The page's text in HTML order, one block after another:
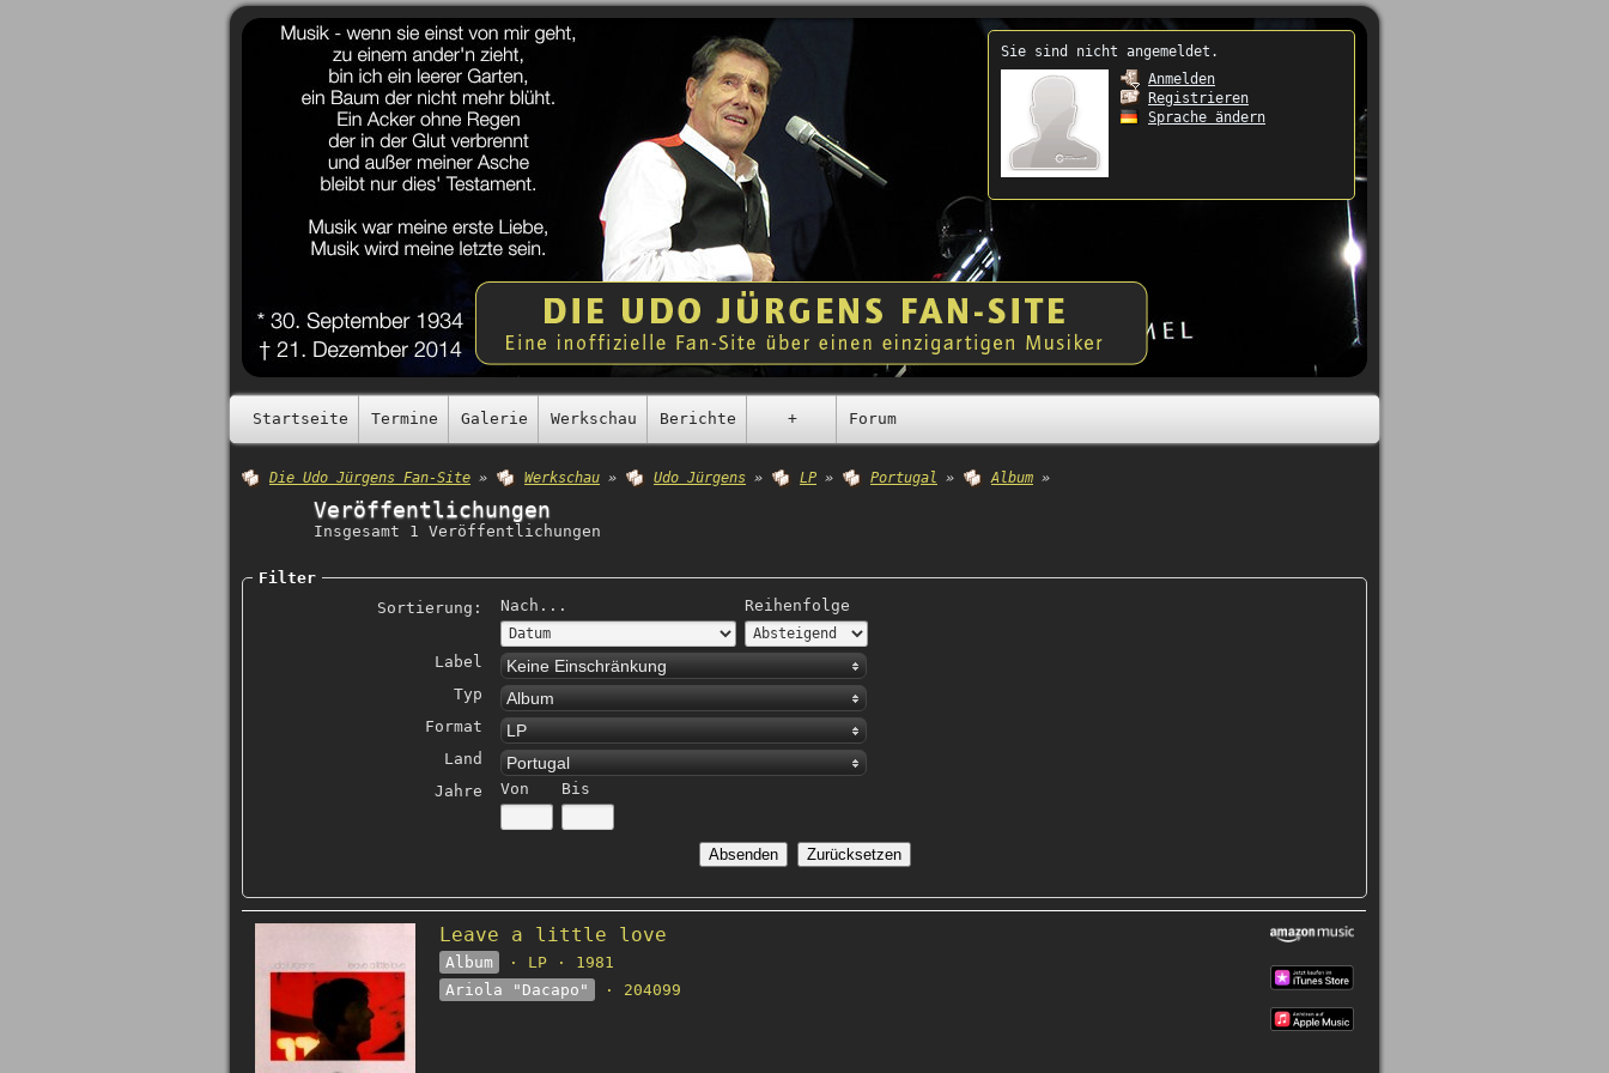
Sie sind nicht angemeldet.
Anmelden
Registrieren
Sprache ändern
Startseite Termine Galerie Werkschau Berichte + Forum
Die Udo Jürgens Fan-Site » Werkschau » Udo Jürgens » LP » Portugal » Album »
Veröffentlichungen
Insgesamt 1 Veröffentlichungen
Filter
Sortierung:
Nach... Reihenfolge
Label Keine Einschränkung
Typ Album
Format LP
Land Portugal
Jahre Von Bis
Leave a little love
Album
· LP · 1981
Ariola "Dacapo"
· 204099